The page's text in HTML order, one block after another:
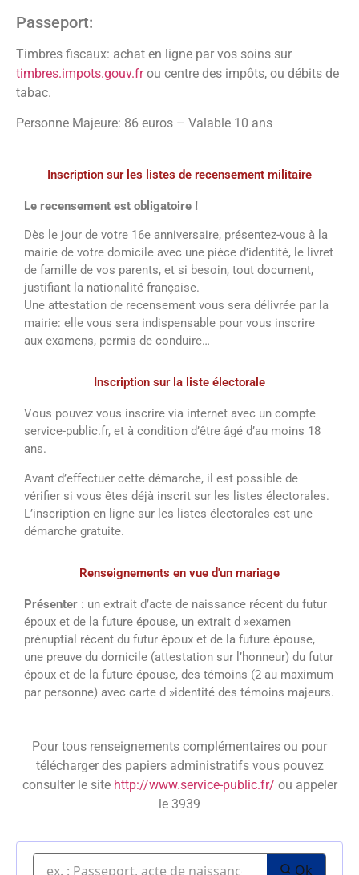
Passeport:
Timbres fiscaux: achat en ligne par vos soins sur
timbres.impots.gouv.frou centre des impôts, ou débits de
tabac.
Personne Majeure: 86 euros – Valable 10 ans
Inscription sur les listes de recensement militaire
Le recensement est obligatoire !
Dès le jour de votre 16e anniversaire, présentez-vous à la
mairie de votre domicile avec une pièce d’identité, le livret
de famille de vos parents, et si besoin, tout document,
justifiant la nationalité française.
Une attestation de recensement vous sera délivrée par la
mairie: elle vous sera indispensable pour vous inscrire
aux examens, permis de conduire…
Inscription sur la liste électorale
Vous pouvez vous inscrire via internet avec un compte
service-public.fr, et à condition d’être âgé d’au moins 18
ans.
Avant d’effectuer cette démarche, il est possible de
vérifier si vous êtes déjà inscrit sur les listes électorales.
L’inscription en ligne sur les listes électorales est une
démarche gratuite.
Renseignements en vue d'un mariage
Présenter : un extrait d’acte de naissance récent du futur
époux et de la future épouse, un extrait d »examen
prénuptial récent du futur époux et de la future épouse,
une preuve du domicile (attestation sur l’honneur) du futur
époux et de la future épouse, des témoins (2 au maximum
par personne) avec carte d »identité des témoins majeurs.
Pour tous renseignements complémentaires ou pour
télécharger des papiers administratifs vous pouvez
consulter le site http://www.service-public.fr/ ou appeler
le 3939
Ok